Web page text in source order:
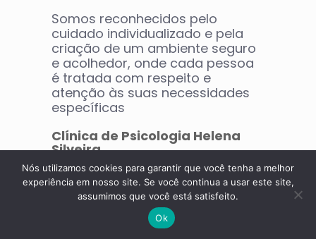
Somos reconhecidos pelo
cuidado individualizado e pela
criação de um ambiente seguro
e acolhedor, onde cada pessoa
é tratada com respeito e
atenção às suas necessidades
específicas
Clínica de Psicologia Helena
Silveira
Nós utilizamos cookies para garantir que você tenha a melhor
experiência em nosso site. Se você continua a usar este site,
assumimos que você está satisfeito.
Ok